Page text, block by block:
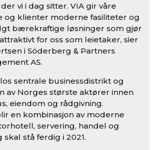
vi i dag sitter. VIA gir våre
og klienter moderne fasiliteter og
bærekraftige løsninger som gjør
for oss som leietaker, sier
i Söderberg & Partners
AS.
sentrale businessdistrikt og
av Norges største aktører innen
eiendom og rådgivning.
en kombinasjon av moderne
servering, handel og
stå ferdig i 2021.